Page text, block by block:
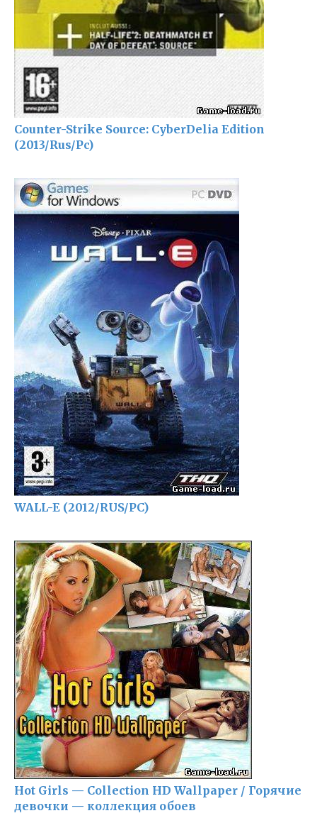
Counter-Strike Source: CyberDelia Edition
(2013/Rus/Pc)
WALL-E (2012/RUS/PC)
Hot Girls — Collection HD Wallpaper / Горячие
девочки — коллекция обоев